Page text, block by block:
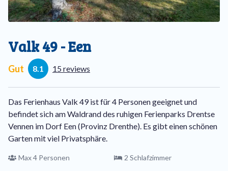
Valk 49 - Een
Gut 8.1 15 reviews
Das Ferienhaus Valk 49 ist für 4 Personen geeignet und
befindet sich am Waldrand des ruhigen Ferienparks Drentse
Vennen im Dorf Een (Provinz Drenthe). Es gibt einen schönen
Garten mit viel Privatsphäre.
Max 4 Personen 2 Schlafzimmer